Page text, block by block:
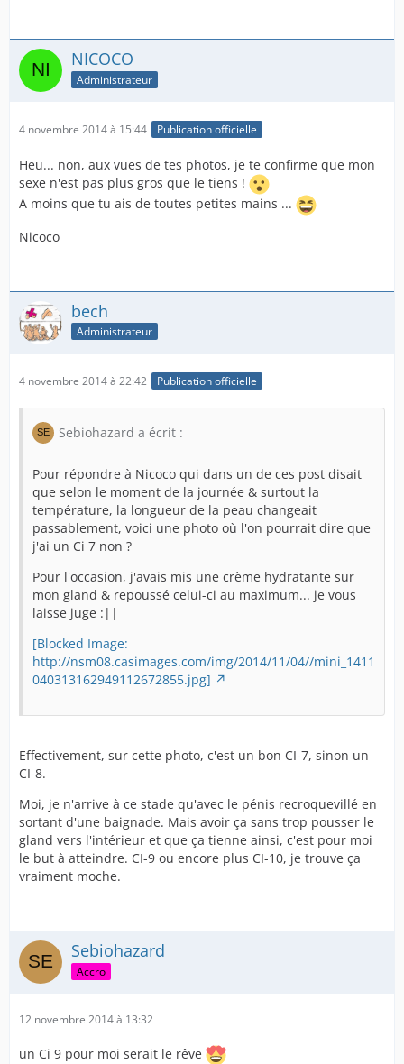
NICOCO
Administrateur
4 novembre 2014 à 15:44 Publication officielle
Heu... non, aux vues de tes photos, je te confirme que mon
sexe n'est pas plus gros que le tiens !
A moins que tu ais de toutes petites mains ...
Nicoco
bech
Administrateur
4 novembre 2014 à 22:42 Publication officielle
Sebiohazard a écrit :
Pour répondre à Nicoco qui dans un de ces post disait
que selon le moment de la journée & surtout la
température, la longueur de la peau changeait
passablement, voici une photo où l'on pourrait dire que
j'ai un Ci 7 non ?
Pour l'occasion, j'avais mis une crème hydratante sur
mon gland & repoussé celui-ci au maximum... je vous
laisse juge :||
[Blocked Image:
http://nsm08.casimages.com/img/2014/11/04//mini_1411
040313162949112672855.jpg]
Effectivement, sur cette photo, c'est un bon CI-7, sinon un
CI-8.
Moi, je n'arrive à ce stade qu'avec le pénis recroquevillé en
sortant d'une baignade. Mais avoir ça sans trop pousser le
gland vers l'intérieur et que ça tienne ainsi, c'est pour moi
le but à atteindre. CI-9 ou encore plus CI-10, je trouve ça
vraiment moche.
Sebiohazard
Accro
12 novembre 2014 à 13:32
un Ci 9 pour moi serait le rêve